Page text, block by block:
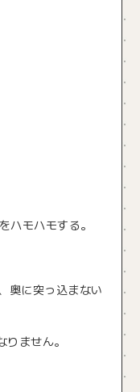
をハモハモする。
奥に突っ込まない
ません。